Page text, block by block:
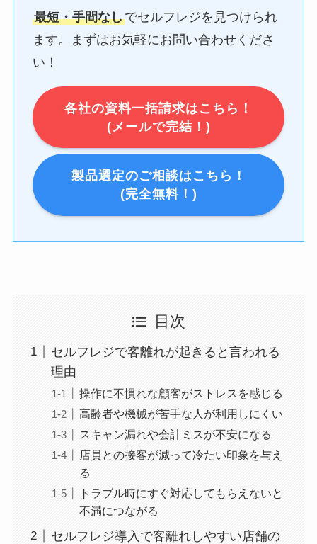
最短・手間なしでセルフレジを見つけられ
ます。まずはお気軽にお問い合わせくださ
い！
各社の資料一括請求はこちら！
(メールで完結！)
製品選定のご相談はこちら！
(完全無料！)
目次
セルフレジで客離れが起きると言われる
理由
操作に不慣れな顧客がストレスを感じる
高齢者や機械が苦手な人が利用しにくい
スキャン漏れや会計ミスが不安になる
店員との接客が減って冷たい印象を与え
る
トラブル時にすぐ対応してもらえないと
不満につながる
セルフレジ導入で客離れしやすい店舗の